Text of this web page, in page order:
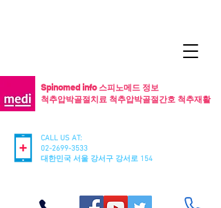
CALL US AT:
02-2699-3533
​대한민국 서울 강서구 강서로 154
Spinomed info 스피노메드 정보
척추압박골절치료 척추압박골절간호 척추재활